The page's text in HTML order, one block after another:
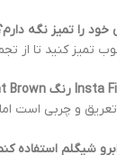
را تمیز نگه
تمیز کنید تا از
تعریق و چربی است
شیگلم استفاده